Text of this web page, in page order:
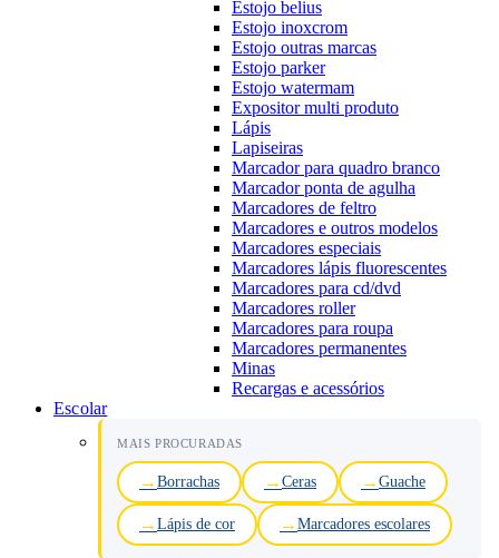
Estojo belius
Estojo inoxcrom
Estojo outras marcas
Estojo parker
Estojo watermam
Expositor multi produto
Lápis
Lapiseiras
Marcador para quadro branco
Marcador ponta de agulha
Marcadores de feltro
Marcadores e outros modelos
Marcadores especiais
Marcadores lápis fluorescentes
Marcadores para cd/dvd
Marcadores roller
Marcadores para roupa
Marcadores permanentes
Minas
Recargas e acessórios
Escolar
MAIS PROCURADAS
Borrachas Ceras Guache
Lápis de cor Marcadores escolares